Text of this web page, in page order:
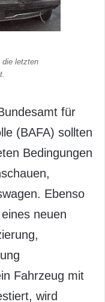
die letzten
für
(BAFA) sollten
Bedingungen
Ebenso
neuen
Fahrzeug mit
wird